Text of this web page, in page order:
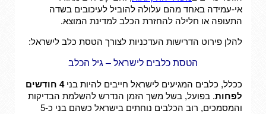
אי-עמידה באחד מהם עלולה להוביל לעיכובים בשדה
התעופה או חלילה להחזרת הכלב למדינת המוצא.
להלן פירוט הדרישות העדכניות לצורך הטסת כלב לישראל:
הטסת כלבים לישראל – גיל הכלב
ככלל, כלבים המגיעים לישראל חייבים להיות בני
4 חודשים
לפחות. בפועל, בשל משך הזמן הנדרש להשלמת הבדיקות
והמסמכים, רוב הכלבים נוחתים בישראל כשהם בני כ-5